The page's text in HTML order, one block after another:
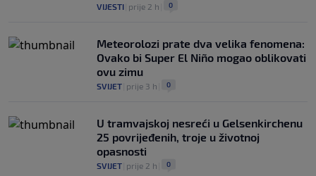
VIJESTI prije 2 h 0
Meteorolozi prate dva velika fenomena:
Ovako bi Super El Niño mogao oblikovati
ovu zimu
SVIJET prije 3 h 0
U tramvajskoj nesreći u Gelsenkirchenu
25 povrijeđenih, troje u životnoj
opasnosti
SVIJET prije 2 h 0